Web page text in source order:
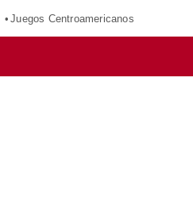
Juegos Centroamericanos